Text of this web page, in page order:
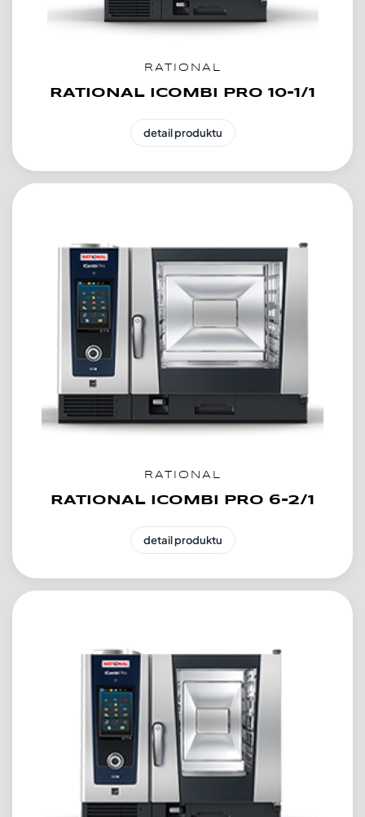
RATIONAL
RATIONAL ICOMBI PRO 10-1/1
detail produktu
RATIONAL
RATIONAL ICOMBI PRO 6-2/1
detail produktu